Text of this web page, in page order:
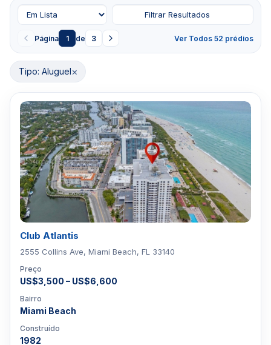
Página 1 de 3 Ver Todos 52 prédios
Filtrar Resultados
Tipo: Aluguel×
Club Atlantis
2555 Collins Ave, Miami Beach, FL 33140
Preço
US$3,500 – US$6,600
Bairro
Miami Beach
Construído
1982